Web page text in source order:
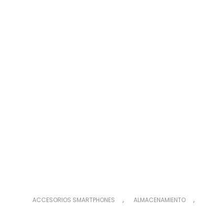
ACCESORIOS SMARTPHONES , ALMACENAMIENTO ,